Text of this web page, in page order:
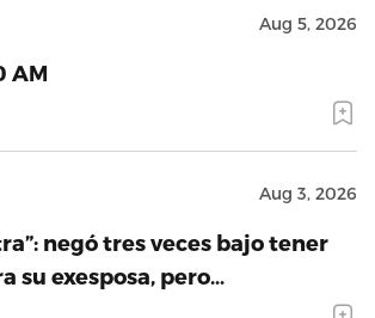
Aug 5, 2026
AM
Aug 3, 2026
negó tres veces bajo tener
su exesposa, pero…